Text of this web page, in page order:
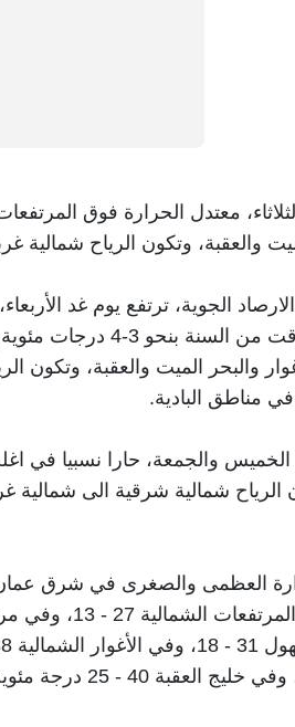
معتدل الحرارة فوق
والعقبة، وتكون الرياح شمالية
الجوية، ترتفع يوم غد
معدلاتها لمثل هذا
والبحر الميت والعقبة، وتكون
مناطق البادية.
والجمعة، حارا نسبيا في اغلب
الرياح شمالية شرقية الى